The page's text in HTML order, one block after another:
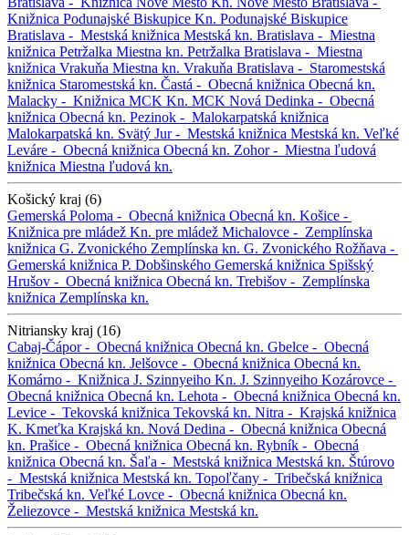
Knižnica Podunajské Biskupice Kn. Podunajské Biskupice
Bratislava - Mestská knižnica Mestská kn. Bratislava - Miestna
knižnica Petržalka Miestna kn. Petržalka Bratislava - Miestna
knižnica Vrakuňa Miestna kn. Vrakuňa Bratislava - Staromestská
knižnica Staromestská kn. Častá - Obecná knižnica Obecná kn.
Malacky - Knižnica MCK Kn. MCK Nová Dedinka - Obecná
knižnica Obecná kn. Pezinok - Malokarpatská knižnica
Malokarpatská kn. Svätý Jur - Mestská knižnica Mestská kn. Veľké
Leváre - Obecná knižnica Obecná kn. Zohor - Miestna ľudová
knižnica Miestna ľudová kn.
Košický kraj (6)
Gemerská Poloma - Obecná knižnica Obecná kn. Košice -
Knižnica pre mládež Kn. pre mládež Michalovce - Zemplínska
knižnica G. Zvonického Zemplínska kn. G. Zvonického Rožňava -
Gemerská knižnica P. Dobšinského Gemerská knižnica Spišský
Hrušov - Obecná knižnica Obecná kn. Trebišov - Zemplínska
knižnica Zemplínska kn.
Nitriansky kraj (16)
Cabaj-Čápor - Obecná knižnica Obecná kn. Gbelce - Obecná
knižnica Obecná kn. Jelšovce - Obecná knižnica Obecná kn.
Komárno - Knižnica J. Szinnyeiho Kn. J. Szinnyeiho Kozárovce -
Obecná knižnica Obecná kn. Lehota - Obecná knižnica Obecná kn.
Levice - Tekovská knižnica Tekovská kn. Nitra - Krajská knižnica
K. Kmeťka Krajská kn. Nová Dedina - Obecná knižnica Obecná
kn. Prašice - Obecná knižnica Obecná kn. Rybník - Obecná
knižnica Obecná kn. Šaľa - Mestská knižnica Mestská kn. Štúrovo
- Mestská knižnica Mestská kn. Topoľčany - Tribečská knižnica
Tribečská kn. Veľké Lovce - Obecná knižnica Obecná kn.
Želiezovce - Mestská knižnica Mestská kn.